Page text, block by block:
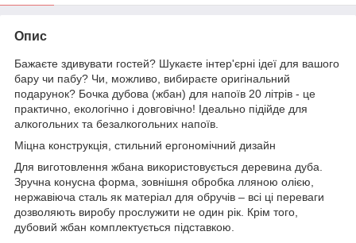
Опис
Бажаєте здивувати гостей? Шукаєте інтер'єрні ідеї для вашого
бару чи пабу? Чи, можливо, вибираєте оригінальний
подарунок? Бочка дубова (жбан) для напоїв 20 літрів - це
практично, екологічно і довговічно! Ідеально підійде для
алкогольних та безалкогольних напоїв.
Міцна конструкція, стильний ергономічний дизайн
Для виготовлення жбана використовується деревина дуба.
Зручна конусна форма, зовнішня обробка лляною олією,
нержавіюча сталь як матеріал для обручів – всі ці переваги
дозволяють виробу прослужити не один рік. Крім того,
дубовий жбан комплектується підставкою.